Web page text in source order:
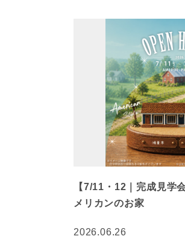
【7/11・12｜完成見学
メリカンのお家
2026.06.26